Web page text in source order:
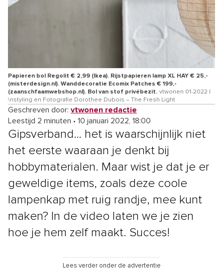
Papieren bol Regolit € 2,99 (Ikea). Rijstpapieren lamp XL HAY € 25,-
(misterdesign.nl). Wanddecoratie Ecomix Patches € 199,-
(zaanschfaamwebshop.nl). Bol van stof privébezit. vtwonen 01-2022 |
\nstyling en Fotografie Dorothee Dubois – The Fresh Light
Geschreven door: vtwonen redactie
Leestijd 2 minuten • 10 januari 2022, 18:00
Gipsverband… het is waarschijnlijk niet
het eerste waaraan je denkt bij
hobbymaterialen. Maar wist je dat je er
geweldige items, zoals deze coole
lampenkap met ruig randje, mee kunt
maken? In de video laten we je zien
hoe je hem zelf maakt. Succes!
Lees verder onder de advertentie